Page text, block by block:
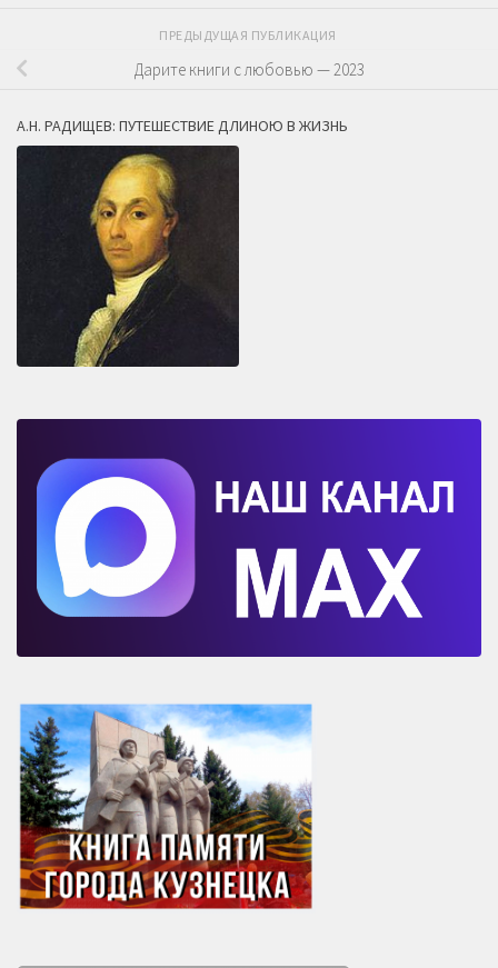
ПРЕДЫДУЩАЯ ПУБЛИКАЦИЯ
Дарите книги с любовью — 2023
А.Н. РАДИЩЕВ: ПУТЕШЕСТВИЕ ДЛИНОЮ В ЖИЗНЬ